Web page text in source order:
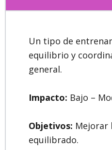
Un tipo de
equilibrio y
general.
Impacto: Bajo –
Objetivos: Mejorar
equilibrado.